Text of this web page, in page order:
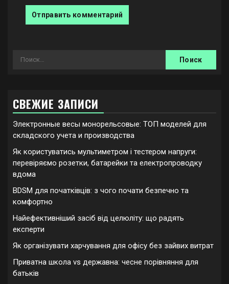
Найти:
СВЕЖИЕ ЗАПИСИ
Электронные весы монорельсовые: ТОП моделей для
складского учета и производства
Як користуватись мультиметром і тестером напруги:
перевіряємо розетки, батарейки та електропроводку
вдома
BDSM для початківців: з чого почати безпечно та
комфортно
Найефективніший засіб від целюліту: що радять
експерти
Як організувати харчування для офісу без зайвих витрат
Приватна школа vs державна: чесне порівняння для
батьків